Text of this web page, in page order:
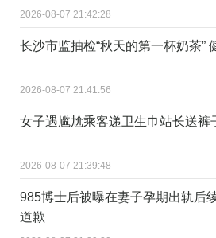
2026-08-07 21:42:28
长沙市监抽检“秋天的第一杯奶茶”
2026-08-07 21:41:56
女子遇尴尬乘客递卫生巾站长送裤
2026-08-07 21:39:48
985博士后被曝在妻子孕期出轨后
道歉